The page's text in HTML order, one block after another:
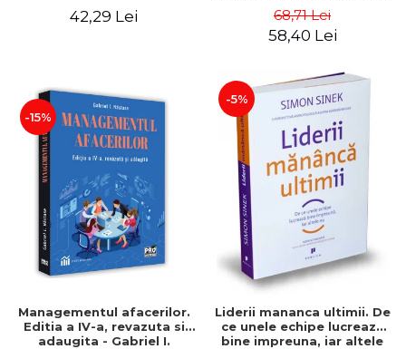
42,29 Lei 68,71 Lei
58,40 Lei
-15%
Managementul afacerilor.
Editia a IV-a, revazuta si
adaugita - Gabriel I.
-5%
Liderii mananca ultimii. De
ce unele echipe lucreaza
bine impreuna, iar altele